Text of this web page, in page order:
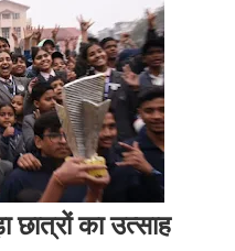
का उत्साह